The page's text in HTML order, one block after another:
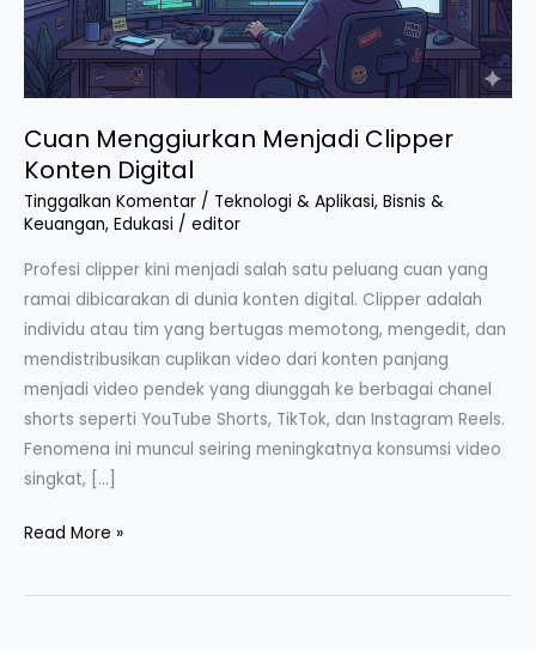
Cuan Menggiurkan Menjadi Clipper
Konten Digital
Tinggalkan Komentar / Teknologi & Aplikasi, Bisnis &
Keuangan, Edukasi / editor
Profesi clipper kini menjadi salah satu peluang cuan yang
ramai dibicarakan di dunia konten digital. Clipper adalah
individu atau tim yang bertugas memotong, mengedit, dan
mendistribusikan cuplikan video dari konten panjang
menjadi video pendek yang diunggah ke berbagai chanel
shorts seperti YouTube Shorts, TikTok, dan Instagram Reels.
Fenomena ini muncul seiring meningkatnya konsumsi video
singkat, […]
Read More »